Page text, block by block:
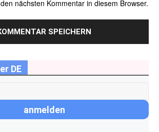
nächsten Kommentar in diesem Browser.
DE